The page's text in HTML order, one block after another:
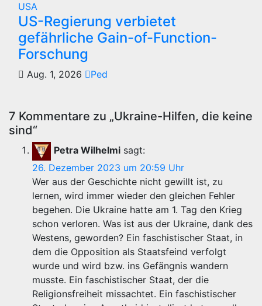
USA
US-Regierung verbietet
gefährliche Gain-of-Function-
Forschung
Aug. 1, 2026 Ped
7 Kommentare zu „Ukraine-Hilfen, die keine
sind“
Petra Wilhelmi sagt:
26. Dezember 2023 um 20:59 Uhr
Wer aus der Geschichte nicht gewillt ist, zu
lernen, wird immer wieder den gleichen Fehler
begehen. Die Ukraine hatte am 1. Tag den Krieg
schon verloren. Was ist aus der Ukraine, dank des
Westens, geworden? Ein faschistischer Staat, in
dem die Opposition als Staatsfeind verfolgt
wurde und wird bzw. ins Gefängnis wandern
musste. Ein faschistischer Staat, der die
Religionsfreiheit missachtet. Ein faschistischer